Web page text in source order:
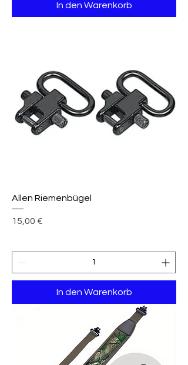
In den Warenkorb
Allen Riemenbügel
Preis
15,00 €
In den Warenkorb